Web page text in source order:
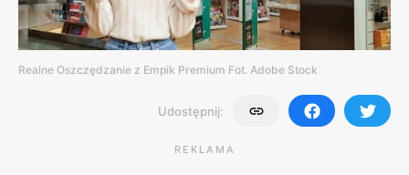
Realne Oszczędzanie z Empik Premium Fot. Adobe Stock
Udostępnij:
REKLAMA